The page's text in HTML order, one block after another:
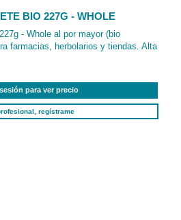
BIO 227G - WHOLE
- Whole al por mayor (bio
farmacias, herbolarios y tiendas. Alta
para ver precio
regístrame